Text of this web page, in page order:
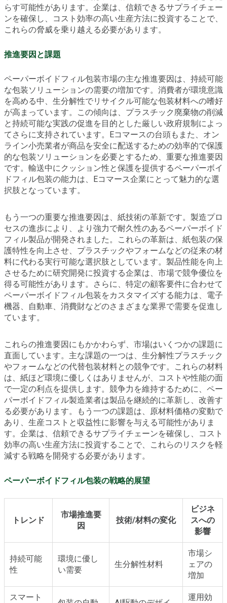
らす可能性があります。企業は、信頼できるサプライチェー
ンを確保し、コスト効率の高い生産方法に投資することで、
これらの脅威を乗り越える必要があります。
推進要因と課題
ペーパーボイドフィル包装市場の主な推進要因は、持続可能
な包装ソリューションの需要の増加です。消費者が環境意識
を高める中、生分解性でリサイクル可能な包装材料への嗜好
が高まっています。この傾向は、プラスチック廃棄物の削減
と持続可能な実践の促進を目的とした厳しい政府規制によっ
てさらに支持されています。Eコマースの台頭もまた、オン
ライン小売業者が商品を安全に配送するための効率的で保護
的な包装ソリューションを必要とするため、重要な推進要因
です。輸送中にクッション性と保護を提供するペーパーボイ
ドフィル包装の能力は、Eコマース企業にとって魅力的な選
択肢となっています。
もう一つの重要な推進要因は、紙技術の革新です。製造プロ
セスの進歩により、より強力で耐久性のあるペーパーボイド
フィル製品が開発されました。これらの革新は、紙包装の保
護特性を向上させ、プラスチックやフォームなどの従来の材
料に代わる実行可能な選択肢としています。製品性能を向上
させるために研究開発に投資する企業は、市場で競争優位を
得る可能性があります。さらに、特定の顧客要件に合わせて
ペーパーボイドフィル包装をカスタマイズする能力は、電子
機器、自動車、消費財などのさまざまな業界で需要を促進し
ています。
これらの推進要因にもかかわらず、市場はいくつかの課題に
直面しています。主な課題の一つは、生分解性プラスチック
やフォームなどの代替包装材料との競争です。これらの材料
は、紙ほど環境に優しくはありませんが、コストや性能の面
で一定の利点を提供します。競争力を維持するために、ペー
パーボイドフィル製造業者は製品を継続的に革新し、改善す
る必要があります。もう一つの課題は、原材料価格の変動で
あり、生産コストと収益性に影響を与える可能性がありま
す。企業は、信頼できるサプライチェーンを確保し、コスト
効率の高い生産方法に投資することで、これらのリスクを軽
減する戦略を開発する必要があります。
ペーパーボイドフィル包装の戦略的展望
トレンド
市場推進要
因
技術/材料の変化
ビジネ
スへの
影響
持続可能
性
環境に優し
い需要
生分解性材料
市場シ
ェアの
増加
スマート
運用効